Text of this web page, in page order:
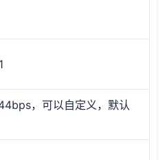
，可以自定义，默认